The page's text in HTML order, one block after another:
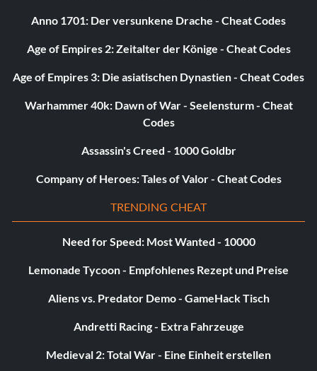
Anno 1701: Der versunkene Drache - Cheat Codes
Age of Empires 2: Zeitalter der Könige - Cheat Codes
Age of Empires 3: Die asiatischen Dynastien - Cheat Codes
Warhammer 40k: Dawn of War - Seelensturm - Cheat
Codes
Assassin's Creed - 1000 Goldbr
Company of Heroes: Tales of Valor - Cheat Codes
TRENDING CHEAT
Need for Speed: Most Wanted - 10000
Lemonade Tycoon - Empfohlenes Rezept und Preise
Aliens vs. Predator Demo - GameHack Tisch
Andretti Racing - Extra Fahrzeuge
Medieval 2: Total War - Eine Einheit erstellen